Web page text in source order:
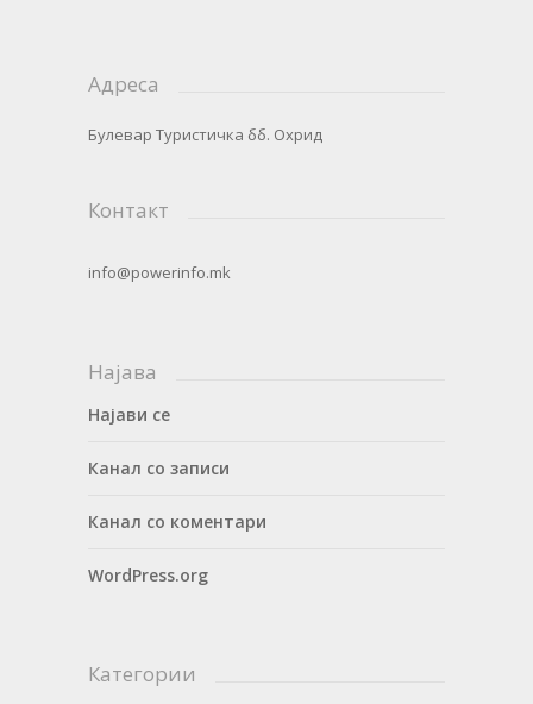
Адреса
Булевар Туристичка бб. Охрид
Контакт
info@powerinfo.mk
Најава
Најави се
Канал со записи
Канал со коментари
WordPress.org
Категории